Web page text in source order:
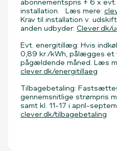
abonnementspris + 6 x
installation. Læs mere:
Krav til installation v.
anden udbyder: Clever.dk/
Evt. energitillæg: Hvis
0,89 kr./kWh, pålægges et
pågældende måned. Læs
clever.dk/energitillaeg
Tilbagebetaling:
gennemsnitlige strømpris
samt kl. 11-17 i april-
clever.dk/tilbagebetaling